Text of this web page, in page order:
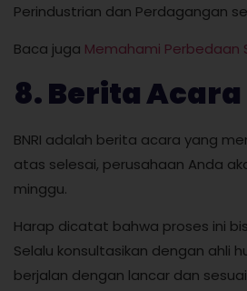
Perindustrian dan Perdagangan
Baca juga Memahami Perbedaan
8. Berita
BNRI adalah berita acara yang
atas selesai, perusahaan Anda
minggu.
Harap dicatat bahwa proses ini
Selalu konsultasikan dengan ahli
berjalan dengan lancar dan